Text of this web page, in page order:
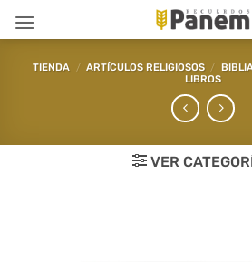
TIENDA / ARTÍCULOS RELIGIOSOS /
LIBROS
VER